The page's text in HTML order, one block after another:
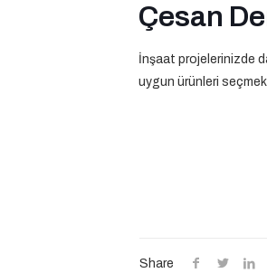
Çesan
İnşaat projelerinizde
uygun ürünleri
Share